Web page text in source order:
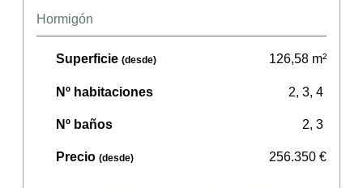
Hormigón
Superficie (desde) 126,58 m²
Nº habitaciones 2, 3, 4
Nº baños 2, 3
Precio (desde) 256.350 €